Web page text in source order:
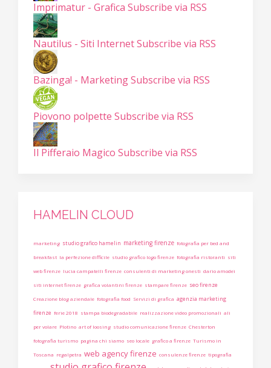
Imprimatur - Grafica Subscribe via RSS
Nautilus - Siti InternetSubscribe via RSS
Bazinga! - MarketingSubscribe via RSS
Piovono polpette Subscribe via RSS
Il Pifferaio Magico Subscribe via RSS
HAMELIN CLOUD
marketing studio grafico hamelin marketing firenze fotografia per bed and
breakfast la perfezione difficile studio grafico logo firenze fotografia ristoranti siti
web firenze lucia campatelli firenze consulenti di marketing onesti dario amodei
siti internet firenze grafica volantini firenze stampare firenze seo firenze
Creazione blog aziendale fotografia food Servizi di grafica agenzia marketing
firenze ferie 2018 stampa biodegradabile realizzazione video promozionali ali
per volare Plotino art of loosing studio comunicazione firenze Chesterton
fotografia turismo pagina chi siamo seo locale grafico a firenze Turismo in
Toscana regalpetra web agency firenze consulenze firenze tipografia